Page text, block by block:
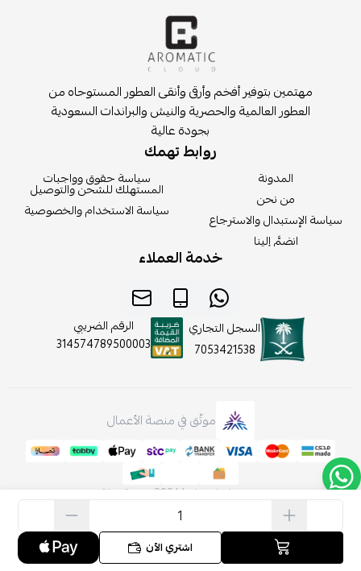
اشتري الآن
مهتمين بتوفير أفخم وأرقى وأنقى العطور المستوحاه من
العطور العالمية والحصرية والنيش والبراندات السعودية
بجودة عالية
روابط تهمك
المدونة
من نحن
سياسة الإستبدال والاسترجاع
انضمَّ إلينا
سياسة حقوق وواجبات
المستهلك للشحن والتوصيل
سياسة الاستخدام والخصوصية
خدمة العملاء
السجل التجاري
7053421538
الرقم الضريبي
314574789500003
موثّق في منصة الأعمال
صنع بإتقان على | 2026 منصة سلة